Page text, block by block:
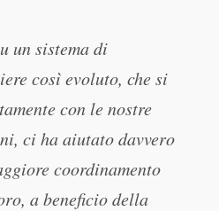
un sistema di
così evoluto, che si
con le nostre
ci ha aiutato davvero
coordinamento
a beneficio della